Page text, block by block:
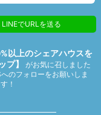
LINEでURLを送る
以上のシェアハウスを
プ】
がお気に召しました
のフォローをお願いしま
！